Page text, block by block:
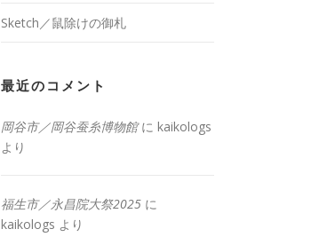
Sketch／鼠除けの御札
最近のコメント
岡谷市／岡谷蚕糸博物館に kaikologs
より
福生市／永昌院大祭2025 に
kaikologs より